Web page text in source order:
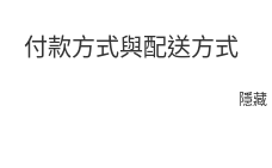
付款方式與配送方式
隱藏